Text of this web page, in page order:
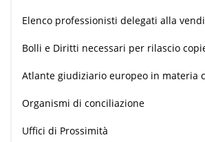
Elenco professionisti delegati alla
Bolli e Diritti necessari per rilascio
Atlante giudiziario europeo in materia
Organismi di conciliazione
Uffici di Prossimità